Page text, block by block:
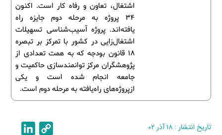
اشتغال، تعاون و رفاه کار است. اکنون
34 پروژه به مرحله دوم جایزه راه
یافته‌اند. پروژه آسیب‌شناسی تسهیلات
اشتغال‌زایی در کشور با تمرکز بر تبصره
۱۸ قانون بودجه که به همت تعدادی از
پژوهشگران مرکز توانمندسازی حاکمیت و
جامعه انجام شده است و یکی
ازپروژه‌های راه‌یافته به مرحله دوم است.
تاریخ انتشار : ۱۸ آذر ۰۲